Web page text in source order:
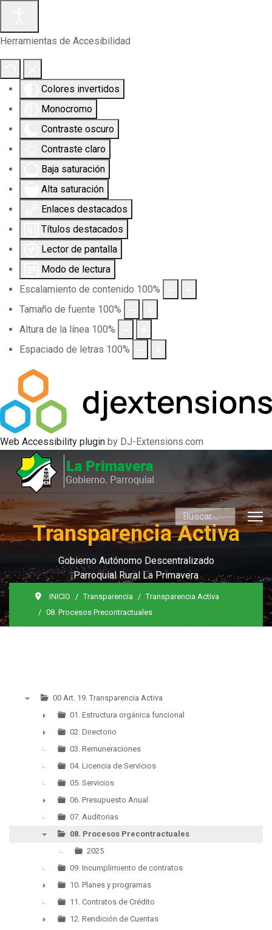
Herramientas de Accesibilidad
Colores invertidos
Monocromo
Contraste oscuro
Contraste claro
Baja saturación
Alta saturación
Enlaces destacados
Títulos destacados
Lector de pantalla
Modo de lectura
Escalamiento de contenido 100%
Tamaño de fuente 100%
Altura de la línea 100%
Espaciado de letras 100%
Web Accessibility plugin by DJ-Extensions.com
Buscar
Transparencia Activa
Gobierno Autónomo Descentralizado
Parroquial Rural La Primavera
INICIO Transparencia
Transparencia Activa
08. Procesos Precontractuales
00 Art. 19. Transparencia Activa
►
01. Estructura orgánica funcional
►
02. Directorio
03. Remuneraciones
04. Licencia de Servicios
05. Servicios
►
06. Presupuesto Anual
07. Auditorias
08. Procesos Precontractuales
2025
09. Incumplimiento de contratos
►
10. Planes y programas
11. Contratos de Crédito
12. Rendición de Cuentas